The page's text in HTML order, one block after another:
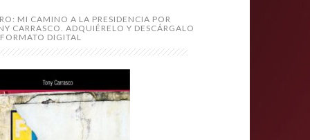
MI CAMINO A LA PRESIDENCIA POR
CARRASCO. ADQUIÉRELO Y DESCÁRGALO
DIGITAL